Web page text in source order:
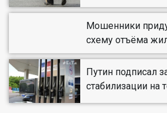
Мошенники
схему отъёма
Путин подписал
стабилизации на